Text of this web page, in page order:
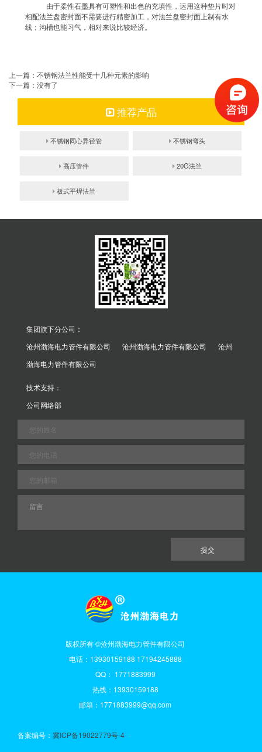
由于柔性石墨具有可塑性和出色的充填性，运用这种垫片时对
相配法兰盘密封面不需要进行精密加工，对法兰盘密封面上制有水
线；沟槽也能习气，相对来说比较经济。
上一篇： 不锈钢法兰性能受十几种元素的影响
下一篇：没有了
推荐产品
不锈钢同心异径管 不锈钢弯头
高压管件 20G法兰
板式平焊法兰
集团旗下分公司：
沧州渤海电力管件有限公司
沧州渤海电力管件有限公司
沧州
渤海电力管件有限公司
技术支持：
公司网络部
版权所有 ©沧州渤海电力管件有限公司
电话：13930159188 17194245888
QQ： 1771883999
热线：13930159188
邮箱：1771883999@qq.com
备案编号： 冀ICP备19022779号-4